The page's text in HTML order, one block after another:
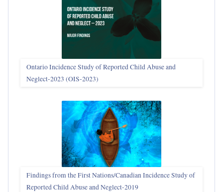
Ontario Incidence Study of Reported Child Abuse and
Neglect-2023 (OIS‑2023)
Findings from the First Nations/Canadian Incidence Study of
Reported Child Abuse and Neglect-2019